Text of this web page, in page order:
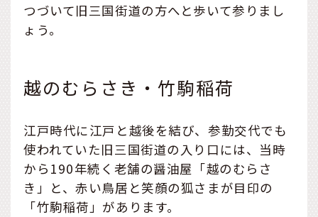
つづいて旧三国街道の方へと歩いて参りまし
ょう。
越のむらさき・竹駒稲荷
江戸時代に江戸と越後を結び、参勤交代でも
使われていた旧三国街道の入り口には、当時
から190年続く老舗の醤油屋「越のむらさ
き」と、赤い鳥居と笑顔の狐さまが目印の
「竹駒稲荷」があります。